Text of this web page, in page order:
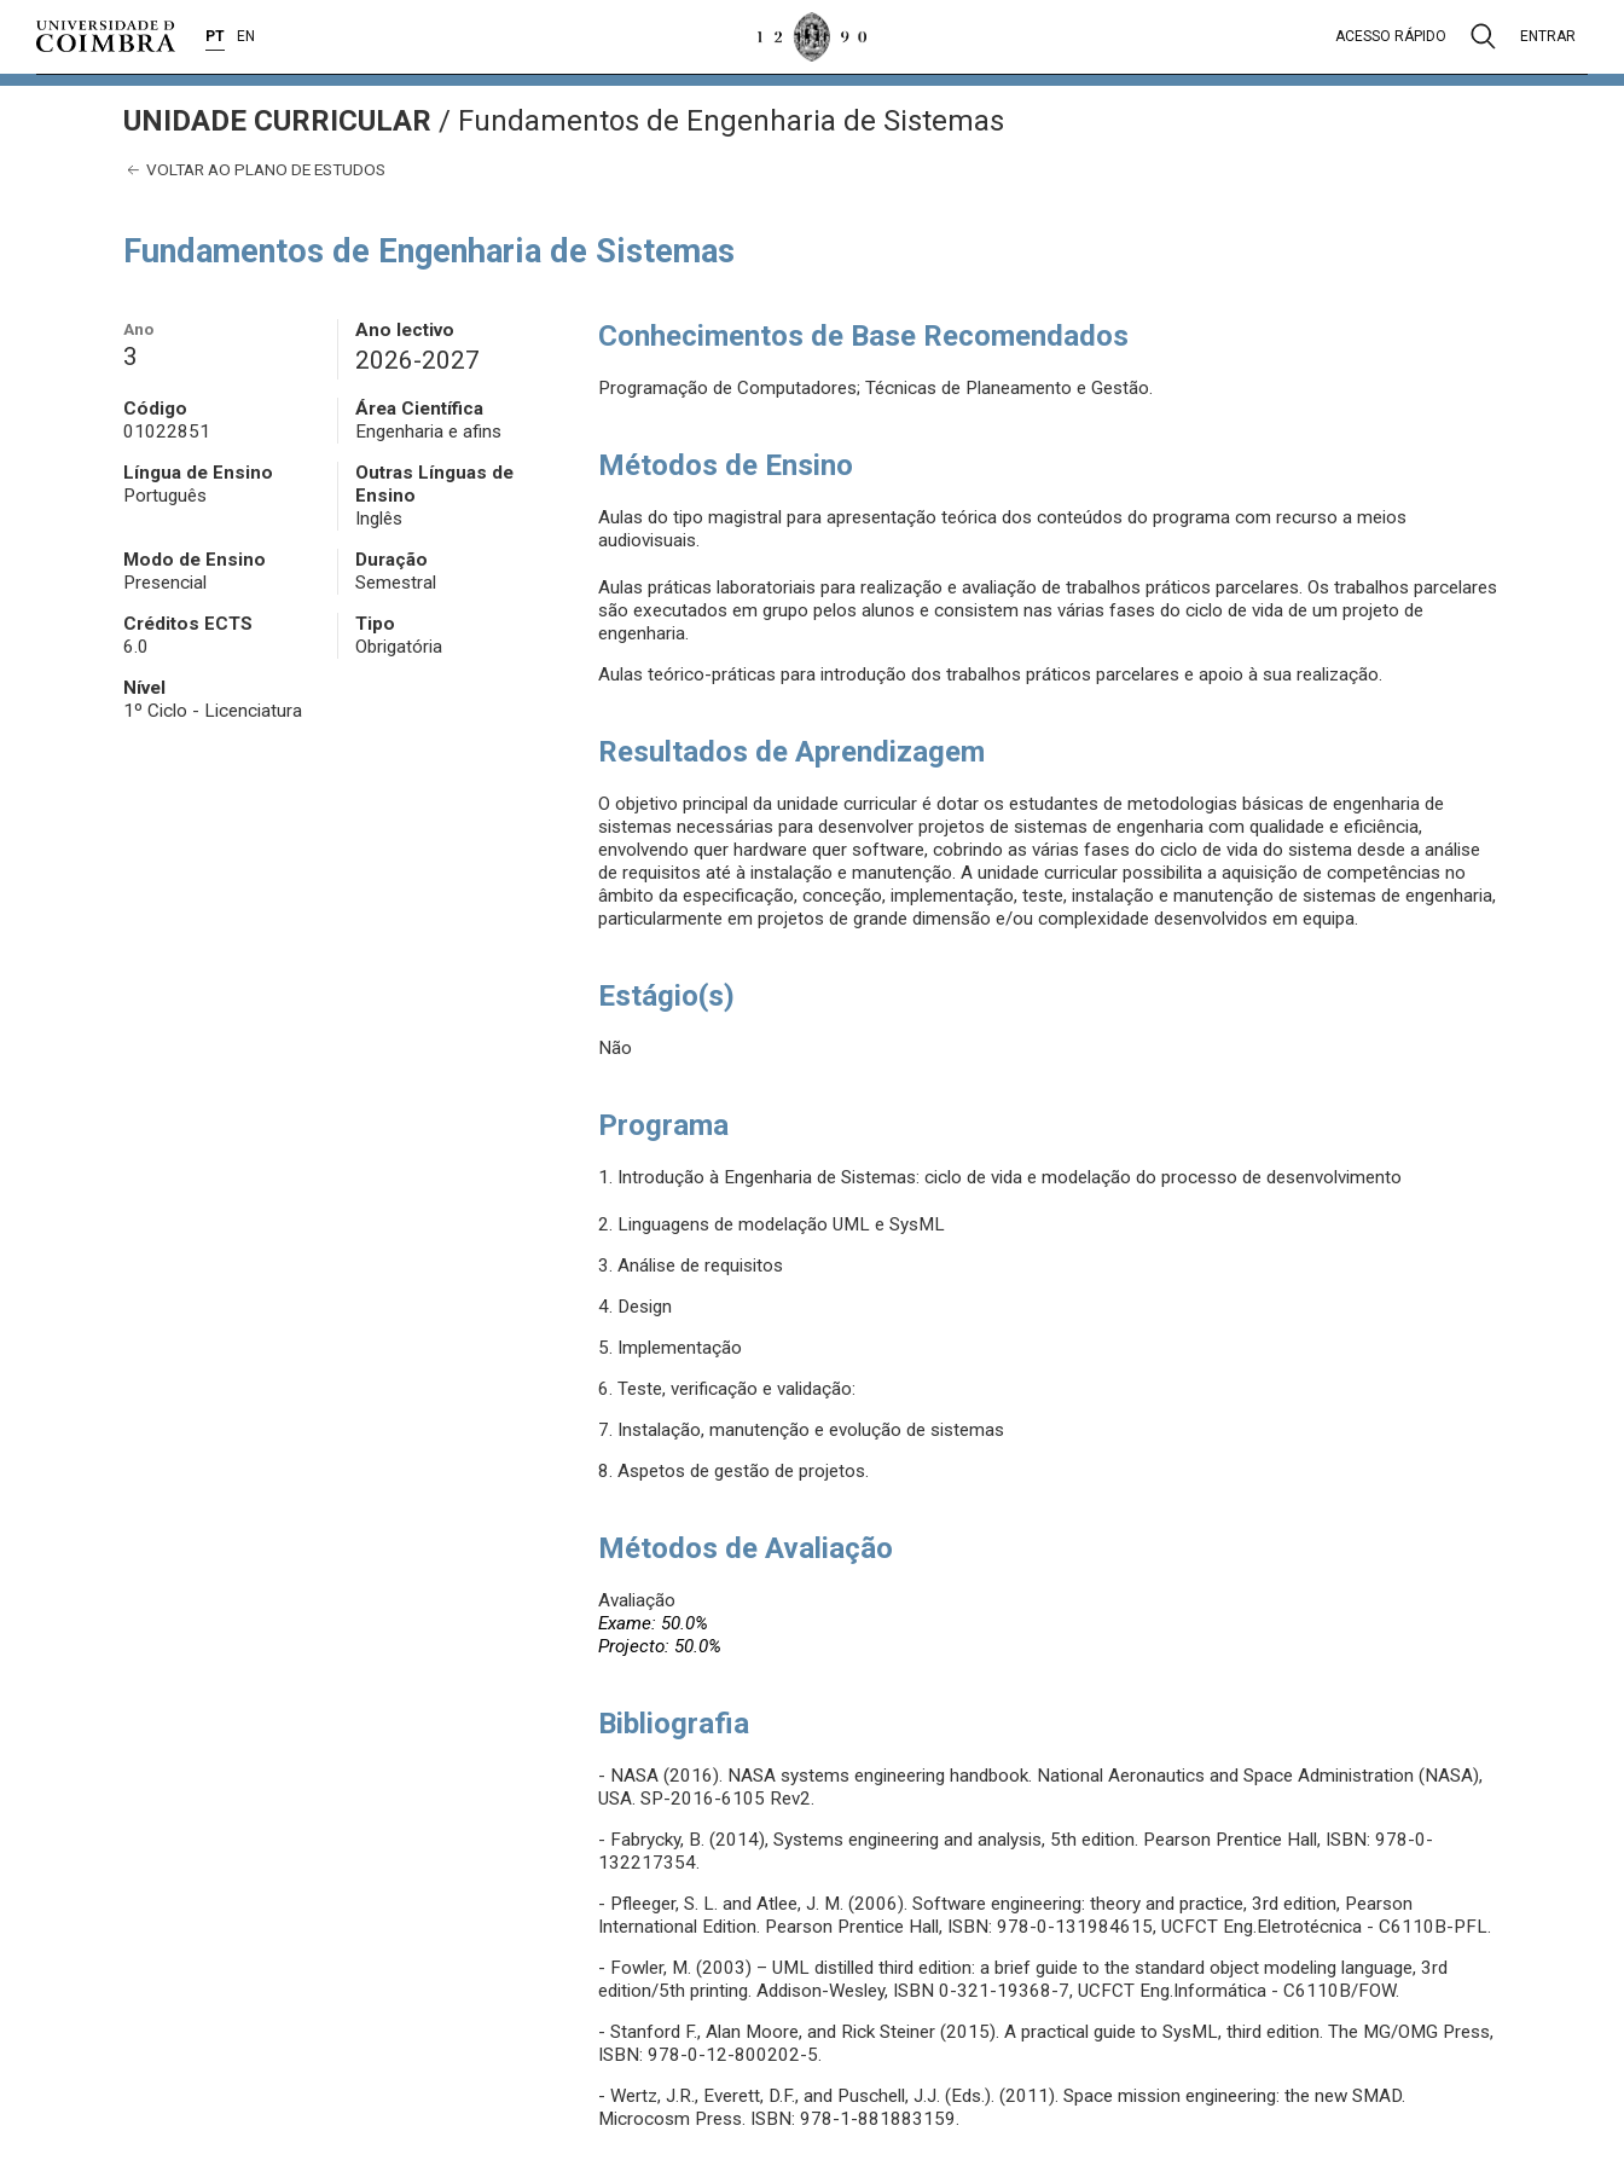
PT EN ACESSO RÁPIDO ENTRAR
UNIDADE CURRICULAR / Fundamentos de Engenharia de Sistemas
VOLTAR AO PLANO DE ESTUDOS
Fundamentos de Engenharia de Sistemas
Ano
3
Ano lectivo
2026-2027
Código
01022851
Área Científica
Engenharia e afins
Língua de Ensino
Português
Outras Línguas de
Ensino
Inglês
Modo de Ensino
Presencial
Duração
Semestral
Créditos ECTS
6.0
Tipo
Obrigatória
Nível
1º Ciclo - Licenciatura
Conhecimentos de Base Recomendados
Programação de Computadores; Técnicas de Planeamento e Gestão.
Métodos de Ensino
Aulas do tipo magistral para apresentação teórica dos conteúdos do programa com recurso a meios
audiovisuais.
Aulas práticas laboratoriais para realização e avaliação de trabalhos práticos parcelares. Os trabalhos parcelares
são executados em grupo pelos alunos e consistem nas várias fases do ciclo de vida de um projeto de
engenharia.
Aulas teórico-práticas para introdução dos trabalhos práticos parcelares e apoio à sua realização.
Resultados de Aprendizagem
O objetivo principal da unidade curricular é dotar os estudantes de metodologias básicas de engenharia de
sistemas necessárias para desenvolver projetos de sistemas de engenharia com qualidade e eficiência,
envolvendo quer hardware quer software, cobrindo as várias fases do ciclo de vida do sistema desde a análise
de requisitos até à instalação e manutenção. A unidade curricular possibilita a aquisição de competências no
âmbito da especificação, conceção, implementação, teste, instalação e manutenção de sistemas de engenharia,
particularmente em projetos de grande dimensão e/ou complexidade desenvolvidos em equipa.
Estágio(s)
Não
Programa
1. Introdução à Engenharia de Sistemas: ciclo de vida e modelação do processo de desenvolvimento
2. Linguagens de modelação UML e SysML
3. Análise de requisitos
4. Design
5. Implementação
6. Teste, verificação e validação:
7. Instalação, manutenção e evolução de sistemas
8. Aspetos de gestão de projetos.
Métodos de Avaliação
Avaliação
Exame: 50.0%
Projecto: 50.0%
Bibliografia
- NASA (2016). NASA systems engineering handbook. National Aeronautics and Space Administration (NASA),
USA. SP-2016-6105 Rev2.
- Fabrycky, B. (2014), Systems engineering and analysis, 5th edition. Pearson Prentice Hall, ISBN: 978-0-
132217354.
- Pfleeger, S. L. and Atlee, J. M. (2006). Software engineering: theory and practice, 3rd edition, Pearson
International Edition. Pearson Prentice Hall, ISBN: 978-0-131984615, UCFCT Eng.Eletrotécnica - C6110B-PFL.
- Fowler, M. (2003) – UML distilled third edition: a brief guide to the standard object modeling language, 3rd
edition/5th printing. Addison-Wesley, ISBN 0-321-19368-7, UCFCT Eng.Informática - C6110B/FOW.
- Stanford F., Alan Moore, and Rick Steiner (2015). A practical guide to SysML, third edition. The MG/OMG Press,
ISBN: 978-0-12-800202-5.
- Wertz, J.R., Everett, D.F., and Puschell, J.J. (Eds.). (2011). Space mission engineering: the new SMAD.
Microcosm Press. ISBN: 978-1-881883159.